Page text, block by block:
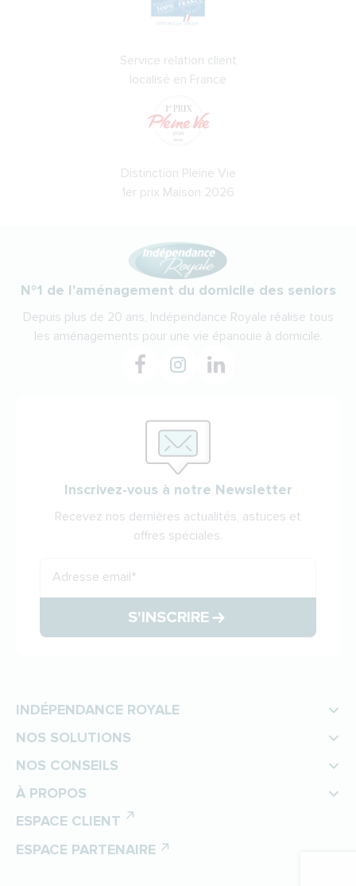
Service relation client
localisé en France
Distinction Pleine Vie
1er prix Maison 2026
N°1 de l'aménagement du domicile des seniors
Depuis plus de 20 ans, Indépendance Royale réalise tous
les aménagements pour une vie épanouie à domicile.
Inscrivez-vous à notre Newsletter
Recevez nos dernières actualités, astuces et
offres spéciales.
Adresse email*
S'INSCRIRE
INDÉPENDANCE ROYALE
NOS SOLUTIONS
NOS CONSEILS
À PROPOS
ESPACE CLIENT
ESPACE PARTENAIRE